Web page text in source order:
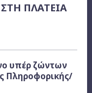
ΠΛΑΤΕΙΑ
υπέρ ζώντων
Πληροφορικής/